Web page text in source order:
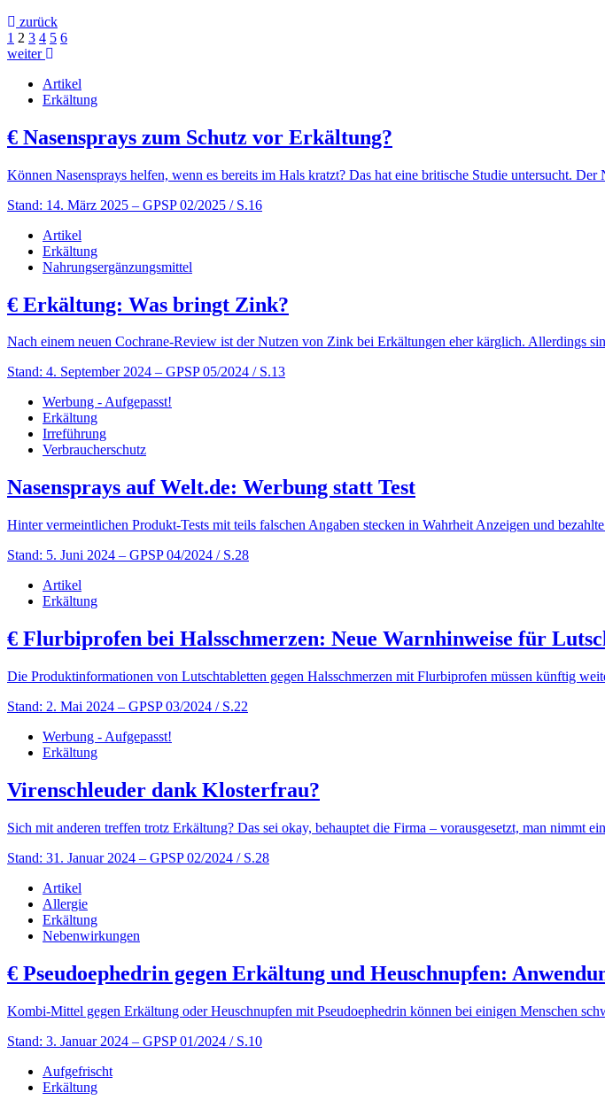
zurück
1 2 3 4 5 6
weiter
Artikel
Erkältung
€ Nasensprays zum Schutz vor Erkältung?
Können Nasensprays helfen, wenn es bereits im Hals kratzt? Das hat eine britische Studie untersucht.
Stand: 14. März 2025 – GPSP 02/2025 / S.16
Artikel
Erkältung
Nahrungsergänzungsmittel
€ Erkältung: Was bringt Zink?
Nach einem neuen Cochrane-Review ist der Nutzen von Zink bei Erkältungen eher kärglich. Allerdings
Stand: 4. September 2024 – GPSP 05/2024 / S.13
Werbung - Aufgepasst!
Erkältung
Irreführung
Verbraucherschutz
Nasensprays auf Welt.de: Werbung statt Test
Hinter vermeintlichen Produkt-Tests mit teils falschen Angaben stecken in Wahrheit Anzeigen und
Stand: 5. Juni 2024 – GPSP 04/2024 / S.28
Artikel
Erkältung
€ Flurbiprofen bei Halsschmerzen: Neue Warnhinweise für
Die Produktinformationen von Lutschtabletten gegen Halsschmerzen mit Flurbiprofen müssen künftig
Stand: 2. Mai 2024 – GPSP 03/2024 / S.22
Werbung - Aufgepasst!
Erkältung
Virenschleuder dank Klosterfrau?
Sich mit anderen treffen trotz Erkältung? Das sei okay, behauptet die Firma – vorausgesetzt, man nimmt
Stand: 31. Januar 2024 – GPSP 02/2024 / S.28
Artikel
Allergie
Erkältung
Nebenwirkungen
€ Pseudoephedrin gegen Erkältung und Heuschnupfen:
Kombi-Mittel gegen Erkältung oder Heuschnupfen mit Pseudoephedrin können bei einigen Menschen
Stand: 3. Januar 2024 – GPSP 01/2024 / S.10
Aufgefrischt
Erkältung